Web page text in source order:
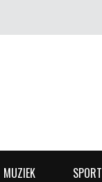
MUZIEK SPORT